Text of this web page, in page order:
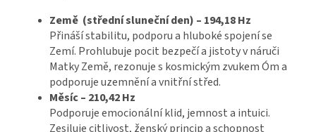
Země (střední sluneční den) – 194,18 Hz
Přináší stabilitu, podporu a hluboké spojení se
Zemí. Prohlubuje pocit bezpečí a jistoty v náruči
Matky Země, rezonuje s kosmickým zvukem Óm a
podporuje uzemnění a vnitřní střed.
Měsíc – 210,42 Hz
Podporuje emocionální klid, jemnost a intuici.
Zesiluje citlivost, ženský princip a schopnost